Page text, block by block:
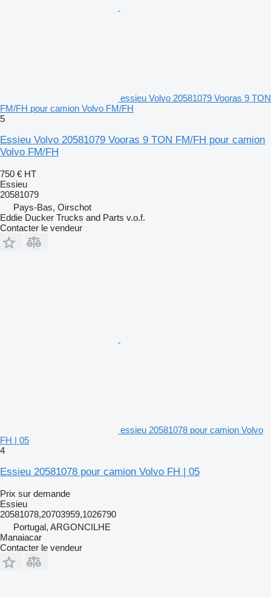
essieu Volvo 20581079 Vooras 9 TON
FM/FH pour camion Volvo FM/FH
5
Essieu Volvo 20581079 Vooras 9 TON FM/FH pour camion
Volvo FM/FH
750 € HT
Essieu
20581079
Pays-Bas, Oirschot
Eddie Ducker Trucks and Parts v.o.f.
Contacter le vendeur
essieu 20581078 pour camion Volvo
FH | 05
4
Essieu 20581078 pour camion Volvo FH | 05
Prix sur demande
Essieu
20581078,20703959,1026790
Portugal, ARGONCILHE
Manaiacar
Contacter le vendeur